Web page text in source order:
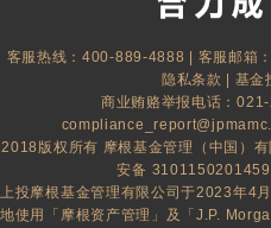
客服热线：400-889-4888 | 客服邮箱：
隐私条款
基金
商业贿赂举报电话：
2018版权所有 摩根基金管理（中国）有
安备
上投摩根基金管理有限公司于2023年4
地使用「摩根资产管理」及「J.P.